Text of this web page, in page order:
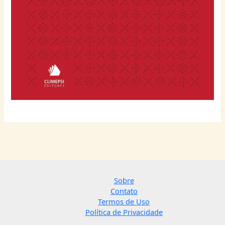
Sobre
Contato
Termos de Uso
Política de Privacidade